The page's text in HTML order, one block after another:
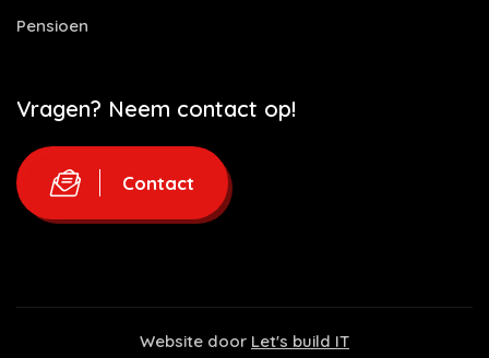
Pensioen
Vragen? Neem contact op!
Contact
Website door Let's build IT